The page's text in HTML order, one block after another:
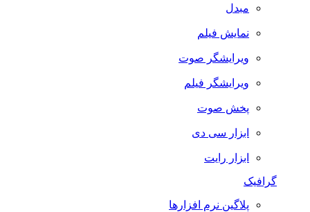
مبدل
نمایش فیلم
ویرایشگر صوت
ویرایشگر فیلم
پخش صوت
ابزار سی دی
ابزار رایت
گرافیک
پلاگین نرم افزارها